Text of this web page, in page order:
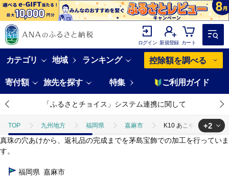
ログイン 新規登録 カート
カテゴリ 地域 ランキング 控除額を調べる
寄付額 旅先を探す 特集 ご利用ガイド
「ふるさとチョイス」システム連携に関して
TOP 九州地方 福岡県 嘉麻市 K10 あこや真珠 スル
TOP ファッション K10 あこや真珠 スルーネックレス （ 40cm ）
+2
真珠の穴あけから、返礼品の完成までを茅島宝飾での加工を行っていま
す。
福岡県 嘉麻市